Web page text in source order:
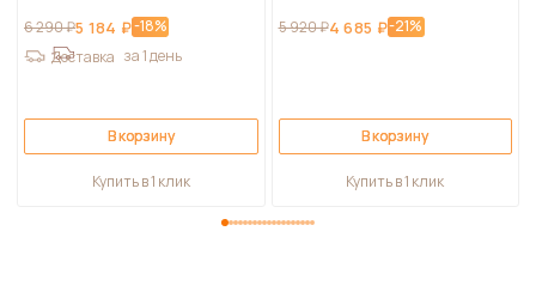
6 290 ₽5 184 ₽-18%
Доставка за 1 день
В корзину
Купить в 1 клик
5 920 ₽4 685 ₽-21%
В корзину
Купить в 1 клик